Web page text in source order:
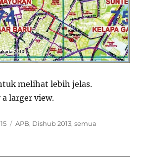
melihat lebih jelas.
larger view.
Categories
APB, Dishub 2013,semua